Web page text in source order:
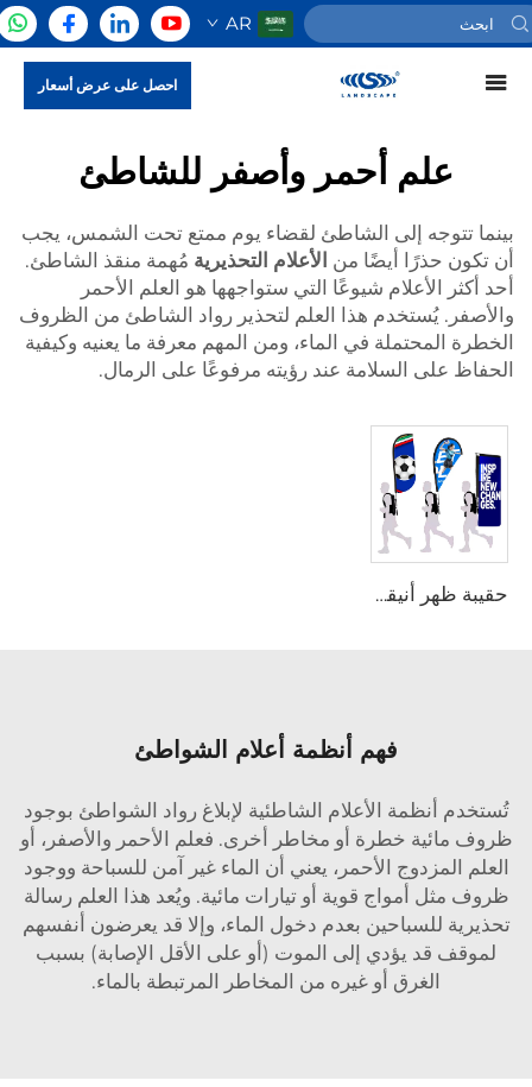
AR
احصل على عرض أسعار
علم أحمر وأصفر للشاطئ
بينما تتوجه إلى الشاطئ لقضاء يوم ممتع تحت الشمس، يجب
أن تكون حذرًا أيضًا منالأعلام التحذيريةمُهمة منقذ الشاطئ.
أحد أكثر الأعلام شيوعًا التي ستواجهها هو العلم الأحمر
والأصفر. يُستخدم هذا العلم لتحذير رواد الشاطئ من الظروف
الخطرة المحتملة في الماء، ومن المهم معرفة ما يعنيه وكيفية
الحفاظ على السلامة عند رؤيته مرفوعًا على الرمال.
حقيبة ظهر أنيقة محمولة
فهم أنظمة أعلام الشواطئ
تُستخدم أنظمة الأعلام الشاطئية لإبلاغ رواد الشواطئ بوجود
ظروف مائية خطرة أو مخاطر أخرى. فعلم الأحمر والأصفر، أو
العلم المزدوج الأحمر، يعني أن الماء غير آمن للسباحة ووجود
ظروف مثل أمواج قوية أو تيارات مائية. ويُعد هذا العلم رسالة
تحذيرية للسباحين بعدم دخول الماء، وإلا قد يعرضون أنفسهم
لموقف قد يؤدي إلى الموت (أو على الأقل الإصابة) بسبب
الغرق أو غيره من المخاطر المرتبطة بالماء.